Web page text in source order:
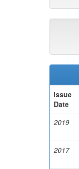
Issue
Date
2019
2017